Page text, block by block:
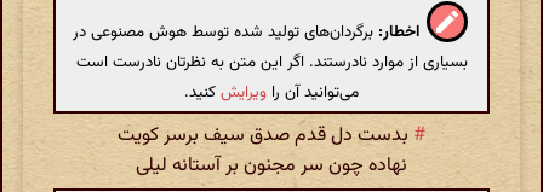
اخطار: برگردان‌های تولید شده توسط هوش مصنوعی در
بسیاری از موارد نادرستند. اگر این متن به نظرتان نادرست است
می‌توانید آن را ویرایشکنید.
# بدست دل قدم صدق سیف برسر کویت
نهاده چون سر مجنون بر آستانه لیلی